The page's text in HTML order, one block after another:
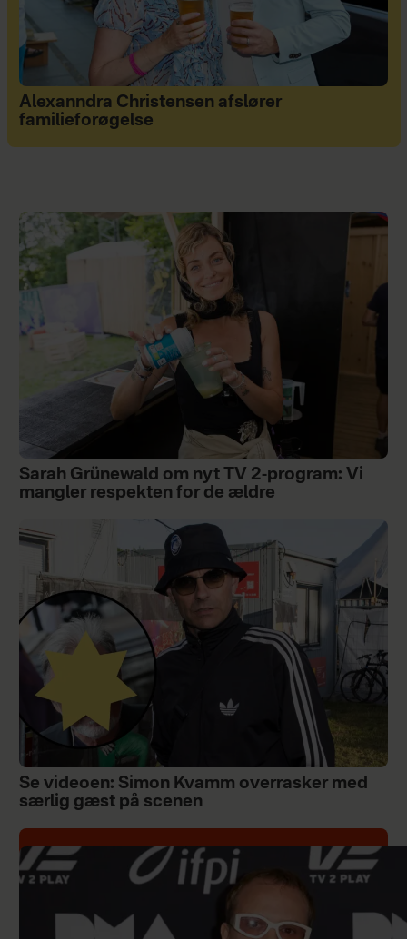
Alexanndra Christensen afslører
familieforøgelse
Sarah Grünewald om nyt TV 2-program: Vi
mangler respekten for de ældre
Se videoen: Simon Kvamm overrasker med
særlig gæst på scenen